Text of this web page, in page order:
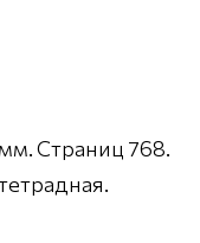
Страниц 768.